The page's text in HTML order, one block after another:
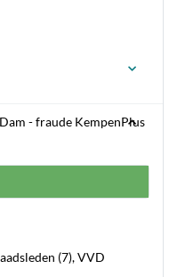
- fraude KempenPlus
(7), VVD